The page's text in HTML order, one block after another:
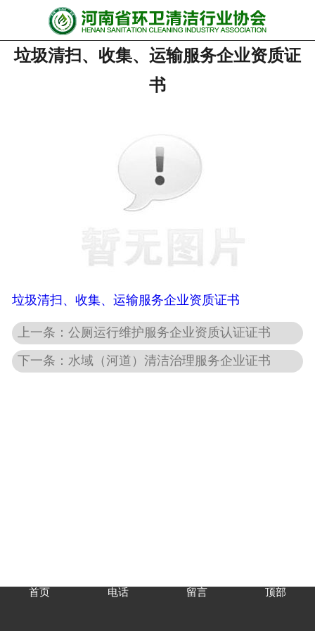
网站首页
协会动态
关于协会
联系我们
垃圾清扫、收集、运输服务企业资质证
书
垃圾清扫、收集、运输服务企业资质证书
上一条：公厕运行维护服务企业资质认证证书
下一条：水域（河道）清洁治理服务企业证书
首页 电话 留言 顶部